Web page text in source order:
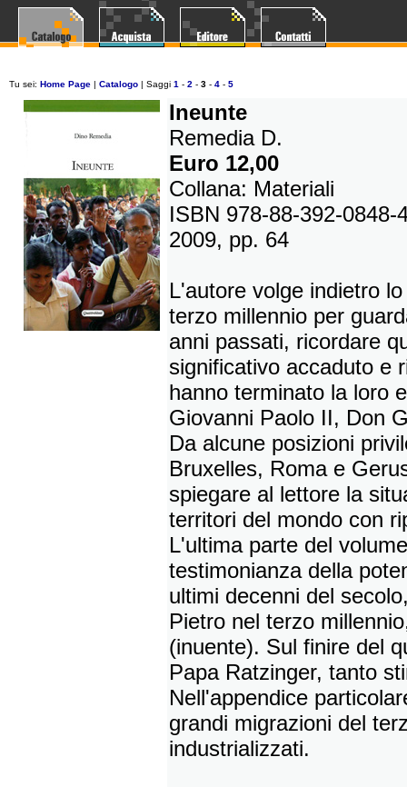
Tu sei: Home Page | Catalogo | Saggi 1 - 2 - 3 - 4 - 5
Ineunte
Remedia D.
Euro 12,00
Collana: Materiali
ISBN 978-88-392-0848-
2009, pp. 64
L'autore volge indietro
terzo millennio per
anni passati, ricordare
significativo accaduto e
hanno terminato la loro
Giovanni Paolo II, Don
Da alcune posizioni
Bruxelles, Roma e
spiegare al lettore la
territori del mondo con
L'ultima parte del
testimonianza della
ultimi decenni del
Pietro nel terzo
(inuente). Sul finire del
Papa Ratzinger, tanto
Nell'appendice
grandi migrazioni del
industrializzati.